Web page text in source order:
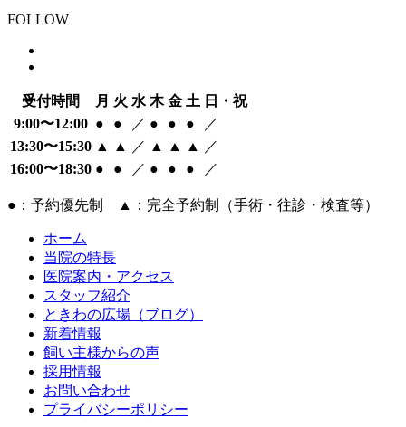
FOLLOW
受付時間 月 火 水 木 金 土 日・祝
9:00〜12:00 ● ● ／ ● ● ●
／
13:30〜15:30 ▲ ▲ ／ ▲ ▲ ▲
／
16:00〜18:30 ● ● ／ ● ● ● ／
●：予約優先制 ▲：完全予約制（手術・往診・検査等）
ホーム
当院の特長
医院案内・アクセス
スタッフ紹介
ときわの広場（ブログ）
新着情報
飼い主様からの声
採用情報
お問い合わせ
プライバシーポリシー